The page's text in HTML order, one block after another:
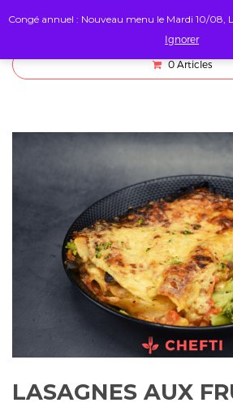
0 Articles
LASAGNES AUX
Congé annuel : Nouveau menu le Mardi 10/08,
Ignorer